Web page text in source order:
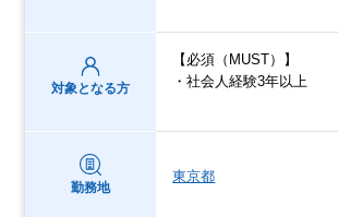
対象となる方
【必須（MUST）】
・社会人経験3年以上
勤務地
東京都